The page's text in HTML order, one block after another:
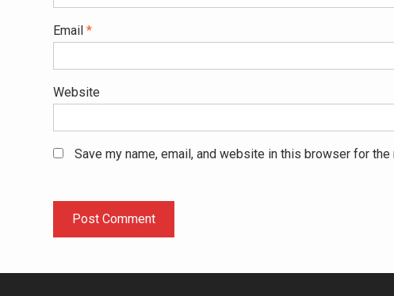
Email *
Website
Save my name, email, and website in this browser for